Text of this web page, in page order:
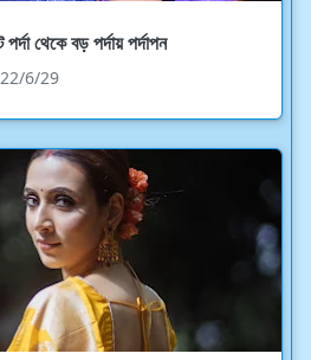
থেকে বড় পর্দায় পর্দাপন
6/29